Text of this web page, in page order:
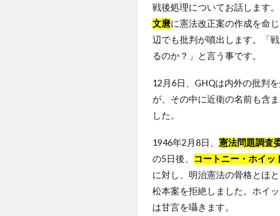
戦後処理についてお話します
文麿に憲法改正案の作成を命
辺でも批判が噴出します。「
るのか？」と言う事です。
12月6日、GHQは内外の批判
が、その中に近衛の名前も含
した。
1946年2月8日、 憲法問題調査
の5日後、 コートニー・ホイッ
に対し、明治憲法の骨格とほ
松本案を拒絶しました。ホイ
は甘言を囁きます。